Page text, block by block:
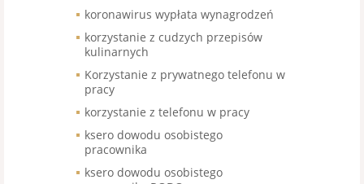
koronawirus wypłata wynagrodzeń
korzystanie z cudzych przepisów
kulinarnych
Korzystanie z prywatnego telefonu w
pracy
korzystanie z telefonu w pracy
ksero dowodu osobistego
pracownika
ksero dowodu osobistego